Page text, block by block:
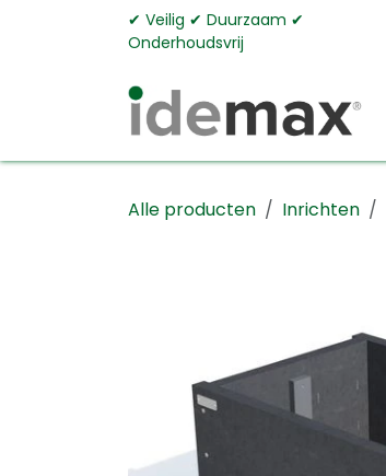
Overslaan naar inhoud✔︎ Veilig ✔︎ Duurzaam ✔︎
Onderhoudsvrij
Alle producten Inrichten